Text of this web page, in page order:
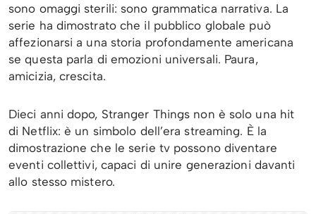
sono omaggi sterili: sono grammatica narrativa. La
serie ha dimostrato che il pubblico globale può
affezionarsi a una storia profondamente americana
se questa parla di emozioni universali. Paura,
amicizia, crescita.
Dieci anni dopo, Stranger Things non è solo una hit
di Netflix: è un simbolo dell’era streaming. È la
dimostrazione che le serie tv possono diventare
eventi collettivi, capaci di unire generazioni davanti
allo stesso mistero.